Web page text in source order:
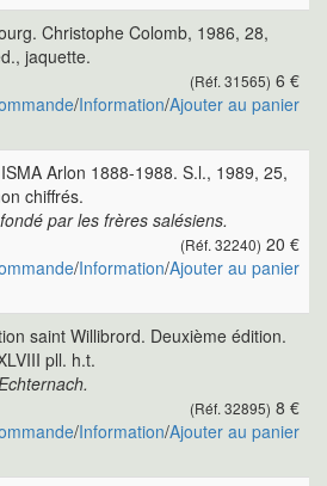
Christophe Colomb, 1986, 28,
jaquette.
(Réf. 31565) 6 €
/Information/Ajouter au panier
Arlon 1888-1988. S.l., 1989, 25,
chiffrés.
par les frères salésiens.
(Réf. 32240) 20 €
/Information/Ajouter au panier
saint Willibrord. Deuxième édition.
pll. h.t.
(Réf. 32895) 8 €
/Information/Ajouter au panier